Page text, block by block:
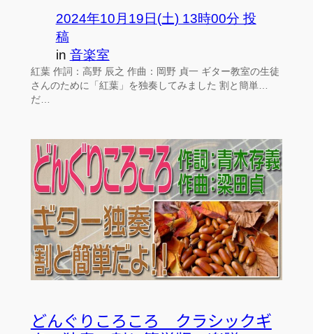
2024年10月19日(土) 13時00分 投
稿
in 音楽室
紅葉 作詞：高野 辰之 作曲：岡野 貞一 ギター教室の生徒
さんのために「紅葉」を独奏してみました 割と簡単…
だ…
どんぐりころころ クラシックギ